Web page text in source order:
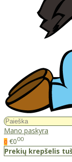
Mano paskyra
0 €000
Prekių krepšelis